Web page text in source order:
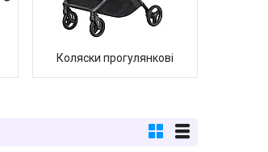
Коляски прогулянкові